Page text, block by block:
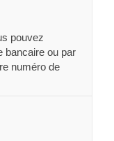
pouvez
bancaire ou par
numéro de